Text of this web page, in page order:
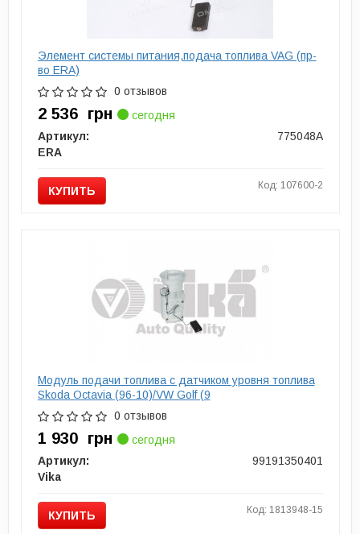
Элемент системы питания,подача топлива VAG (пр-
во ERA)
0 отзывов
2 536 грн
сегодня
Артикул:
775048A
ERA
КУПИТЬ Код: 107600-2
Модуль подачи топлива с датчиком уровня топлива
Skoda Octavia (96-10)/VW Golf (9
0 отзывов
1 930 грн
сегодня
Артикул:
99191350401
Vika
КУПИТЬ Код: 1813948-15